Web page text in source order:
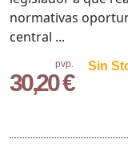
pvp.
30,20 €
Sin
normativas
central ...